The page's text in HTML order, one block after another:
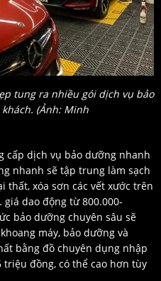
tung ra nhiều gói dịch vụ bảo
(Ảnh: Minh
cấp dịch vụ bảo dưỡng nhanh
nhanh sẽ tập trung làm sạch
thất, xóa sơn các vết xước trên
dao động từ 800.000-
bảo dưỡng chuyên sâu sẽ
máy, bảo dưỡng và
bằng đồ chuyên dụng nhập
đồng, có thể cao hơn tùy